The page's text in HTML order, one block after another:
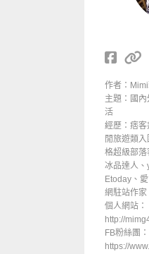
作者：
主題：國內
活
經歷：痞
閒旅遊類
格超級部落
冰品達人
Etoday、
網駐站作家
個人網站：
http://
FB粉絲團：
https://